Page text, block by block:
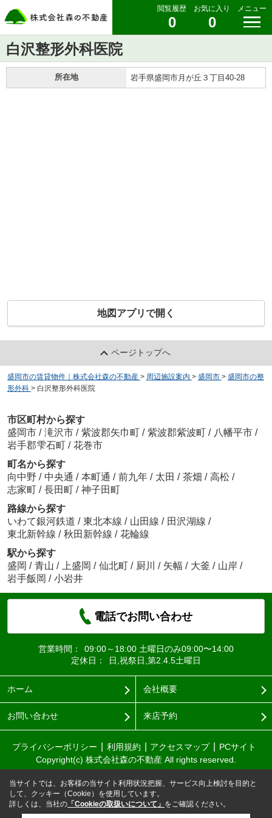
閲覧履歴
0
お気に入り
0
メニュー
白沢整形外科医院
所在地 岩手県盛岡市月が丘３丁目40-28
地図アプリで開く
ページトップへ
盛岡市の賃貸物件｜株式会社森の不動産 > 周辺施設案内 > 盛岡市 > 盛岡市の整
形外科 > 白沢整形外科医院
市区町村から探す
盛岡市 / 滝沢市 / 紫波郡矢巾町 / 紫波郡紫波町 / 八幡平市 /
岩手郡雫石町 / 花巻市
町名から探す
向中野 / 中央通 / 本町通 / 前九年 / 太田 / 茶畑 / 高松 /
志家町 / 長田町 / 神子田町
路線から探す
いわて銀河鉄道 / 東北本線 / 山田線 / 田沢湖線 /
東北新幹線 / 秋田新幹線 / 花輪線
駅から探す
盛岡 / 青山 / 上盛岡 / 仙北町 / 厨川 / 矢幅 / 大釜 / 山岸 /
岩手飯岡 / 小岩井
電話でお問い合わせ
営業時間：
09:00～18:00 土曜日のみ09:00〜14:00
定休日：
日,祝祭日,第2.4.5土曜日
ホーム 会社概要
お問い合わせ 来店予約
プライバシーポリシー 利用規約 アクセスマップ
PCサイト
Copyright(c) 株式会社森の不動産 All rights reserved.
当サイトでは、お客様の当サイト利用状況把握、サービス向上検討を目的と
して、クッキー（Cookie）を使用しています。
詳しくは、当社の 「Cookieの取扱いについて」 をご確認ください。